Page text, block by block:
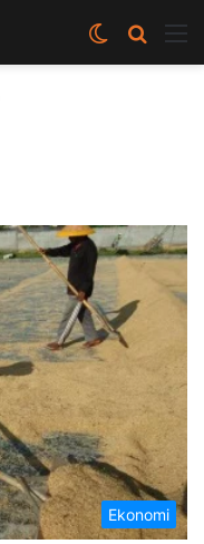
Cari
berita
Switch
skin
Ekonomi